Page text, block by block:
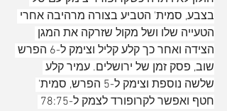
בצבע, סמית' הטביע בצורה מרהיבה אחרי
הטעייה שלו ושל מקול שזרקה את המגן
הצידה ואחר כך קלע קליל וצימק ל-6 הפרש
שוב, פסק זמן של ירושלים. עמיר קלע
שלשה נוספת וצימק ל-5 הפרש, סמית'